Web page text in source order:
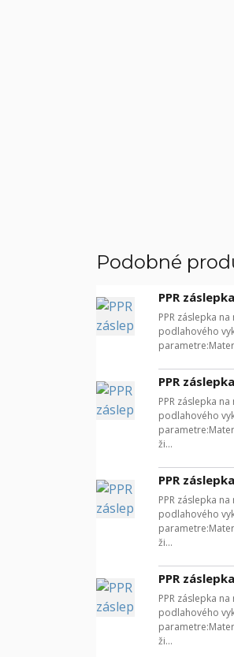
Podobné
PPR
PPR záslepka
podlahového
PPR
PPR záslepka
podlahového
ži...
PPR
PPR záslepka
podlahového
ži...
PPR
PPR záslepka
podlahového
ži...